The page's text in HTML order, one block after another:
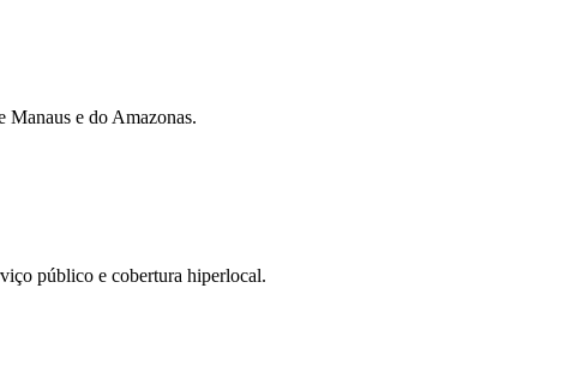
Manaus e do Amazonas.
público e cobertura hiperlocal.